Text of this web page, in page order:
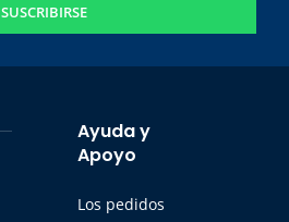
SUSCRIBIRSE
Ayuda y
Apoyo
Los pedidos